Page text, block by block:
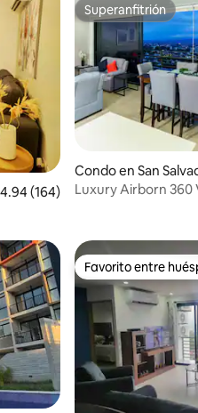
promedio: 4.94 de 5,
4.94 (164)
Superanfitrión
Superanfitrión
Condo en San
Luxury Airborn 360
Favorito entre
Favorito entre